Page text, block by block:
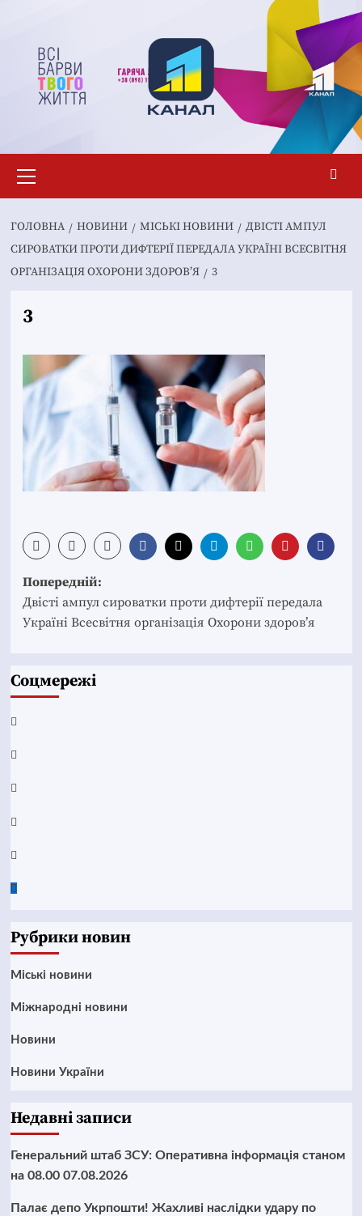
вмісту
меню
ГОЛОВНА НОВИНИ MІСЬКІ НОВИНИ
ДВІСТІ АМПУЛ
СИРОВАТКИ ПРОТИ ДИФТЕРІЇ ПЕРЕДАЛА УКРАЇНІ ВСЕСВІТНЯ
ОРГАНІЗАЦІЯ ОХОРОНИ ЗДОРОВ’Я
3
3
Post
navigation
Попередній:
Двісті ампул сироватки проти дифтерії передала
Україні Всесвітня організація Охорони здоров’я
Соцмережі
Facebook
YouTube
Telegram
Instagram
Twitter
Google
Рубрики новин
Mіські новини
Міжнародні новини
Новини
Новини України
Недавні записи
Генеральний штаб ЗСУ: Оперативна інформація станом
на 08.00 07.08.2026
Палає депо Укрпошти! Жахливі наслідки удару по